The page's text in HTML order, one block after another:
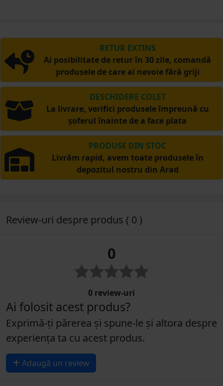
RETUR EXTINS
Ai posibilitate de retur în 30 zile, comandă
produsele de care ai nevoie fără griji
DESCHIDERE COLET
La livrare, verifici produsele împreună cu
șoferul înainte de a face plata
PRODUSE DIN STOC
Livrăm rapid, avem toate produsele în
depozitul nostru din Arad
Review-uri despre produs ( 0 )
0
0 review-uri
Ai folosit acest produs?
Exprimă-ți părerea și spune-le și altora despre
experiența ta cu acest produs.
Adaugă un review